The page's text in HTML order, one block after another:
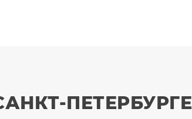
ПЕТЕРБУРГЕ